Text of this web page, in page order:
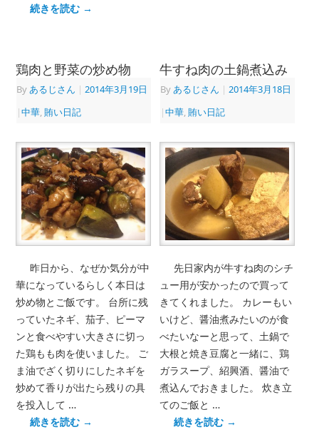
続きを読む →
鶏肉と野菜の炒め物
Byあるじさん | 2014年3月19日
|中華,賄い日記
昨日から、なぜか気分が中
華になっているらしく本日は
炒め物とご飯です。 台所に残
っていたネギ、茄子、ピーマ
ンと食べやすい大きさに切っ
た鶏もも肉を使いました。 ご
ま油でざく切りにしたネギを
炒めて香りが出たら残りの具
を投入して …
続きを読む →
牛すね肉の土鍋煮込み
Byあるじさん | 2014年3月18日
|中華,賄い日記
先日家内が牛すね肉のシチ
ュー用が安かったので買って
きてくれました。 カレーもい
いけど、醤油煮みたいのが食
べたいなーと思って、土鍋で
大根と焼き豆腐と一緒に、鶏
ガラスープ、紹興酒、醤油で
煮込んでおきました。 炊き立
てのご飯と …
続きを読む →